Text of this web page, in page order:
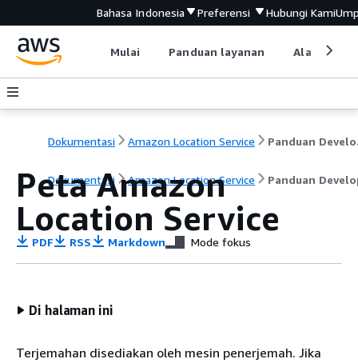
Bahasa Indonesia Preferensi Hubungi Kami
Mulai Panduan layanan Alat
Dokumentasi Amazon Location Service
Dokumentasi Amazon Location Service Panduan
Peta Amazon
Location Service
PDF RSS Markdown Mode fokus
Di halaman ini
Terjemahan disediakan oleh mesin penerjemah. Jika